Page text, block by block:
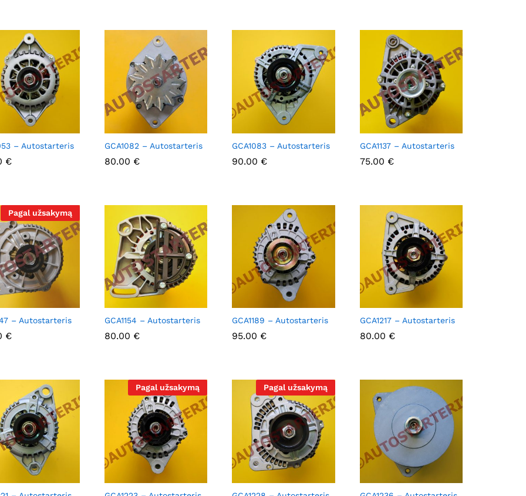
– Autostarteris
€
€
GCA1082 – Autostarteris
80.00 €
80.00 €
GCA1083 – Autostarteris
90.00 €
90.00 €
GCA1137 – Autostarteris
75.00 €
75.00 €
Pagal užsakymą
– Autostarteris
€
€
GCA1154 – Autostarteris
80.00 €
80.00 €
GCA1189 – Autostarteris
95.00 €
95.00 €
GCA1217 – Autostarteris
80.00 €
80.00 €
Pagal užsakymą Pagal užsakymą